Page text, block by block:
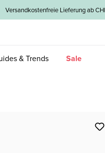
Versandkostenfreie Lieferung
& Trends Sale